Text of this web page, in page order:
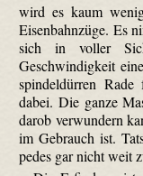
wird es kaum
Eisenbahnzüge. Es
sich in voller
Geschwindigkeit
spindeldürren
dabei. Die ganze
darob verwundern
im Gebrauch ist.
pedes gar nicht weit